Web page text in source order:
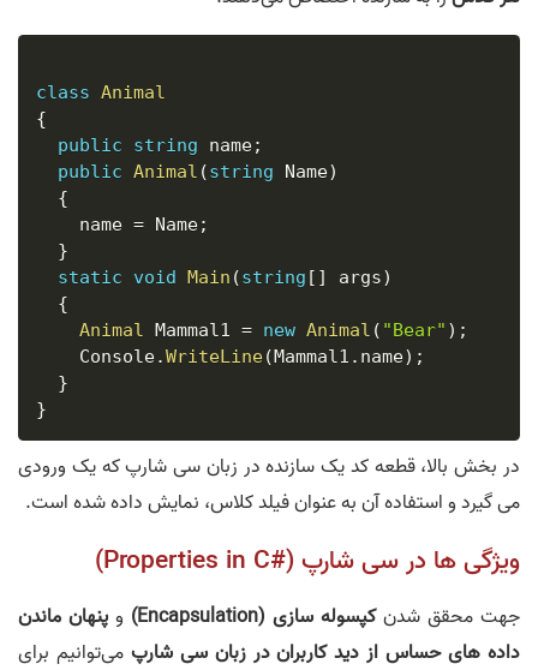
class Animal
{
public
string name;
public Animal (string Name)
{
    name
= Name;
}
static
void Main (string [ ] args)
{
Animal
Mammal1 = new Animal ( "Bear" ) ;
    Console
.WriteLine(Mammal1 . name) ;
}
}
در بخش بالا، قطعه کد یک سازنده در زبان سی شارپ که یک ورودی
می گیرد و استفاده آن به عنوان فیلد کلاس، نمایش داده شده است.
ویژگی ها در سی شارپ (#Properties in C)
جهت محقق شدنکپسوله سازی (Encapsulation) و پنهان ماندن
داده های حساس از دید کاربران در زبان سی شارپ می‌توانیم برای